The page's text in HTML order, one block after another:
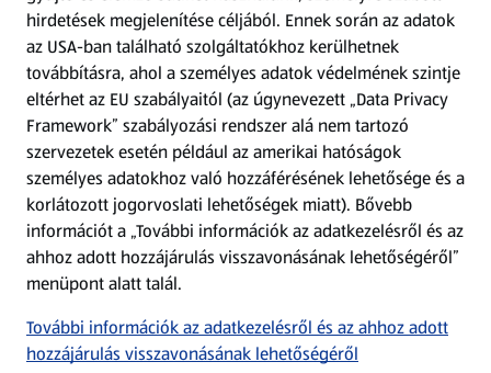
Árcsökkentés
Adattörlő alkalmazás
Szervizpont
(új oldalon nyílik meg)
Fedezz fel minket az interneten!
Töltsd le az ALDI Magyarország applikációt!
hirdetések megjelenítése céljából. Ennek során az adatok
az USA-ban található szolgáltatókhoz kerülhetnek
továbbításra, ahol a személyes adatok védelmének szintje
eltérhet az EU szabályaitól (az úgynevezett „Data Privacy
Framework” szabályozási rendszer alá nem tartozó
szervezetek esetén például az amerikai hatóságok
személyes adatokhoz való hozzáférésének lehetősége és a
korlátozott jogorvoslati lehetőségek miatt). Bővebb
információt a „További információk az adatkezelésről és az
ahhoz adott hozzájárulás visszavonásának lehetőségéről”
menüpont alatt talál.
További információk az adatkezelésről és az ahhoz adott
hozzájárulás visszavonásának lehetőségéről